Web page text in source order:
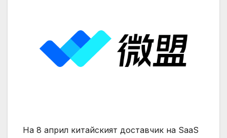
На 8 април китайският доставчик на SaaS